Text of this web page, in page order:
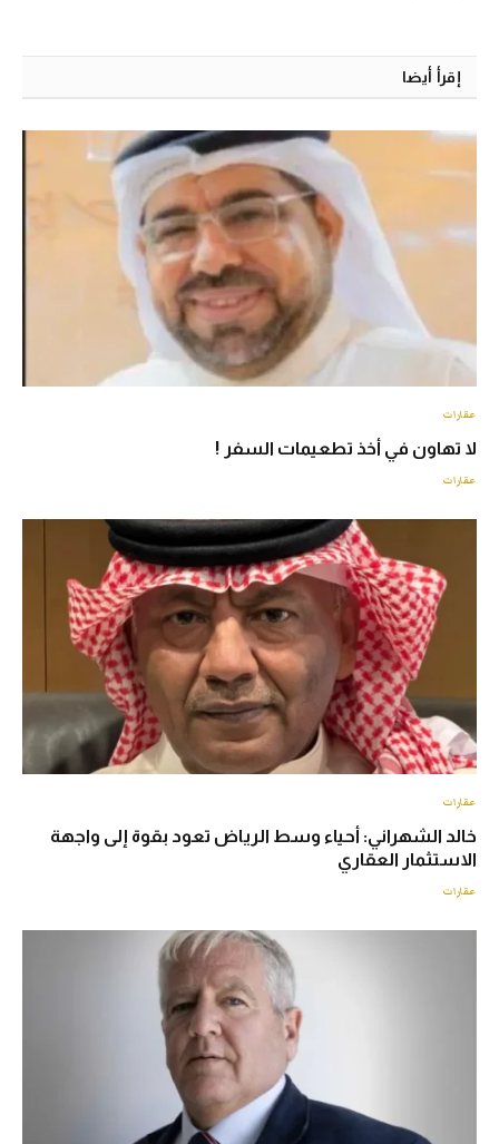
إقرأ أيضا
عقارات
لا تهاون في أخذ تطعيمات السفر !
عقارات
عقارات
خالد الشهراني: أحياء وسط الرياض تعود بقوة إلى واجهة
الاستثمار العقاري
عقارات